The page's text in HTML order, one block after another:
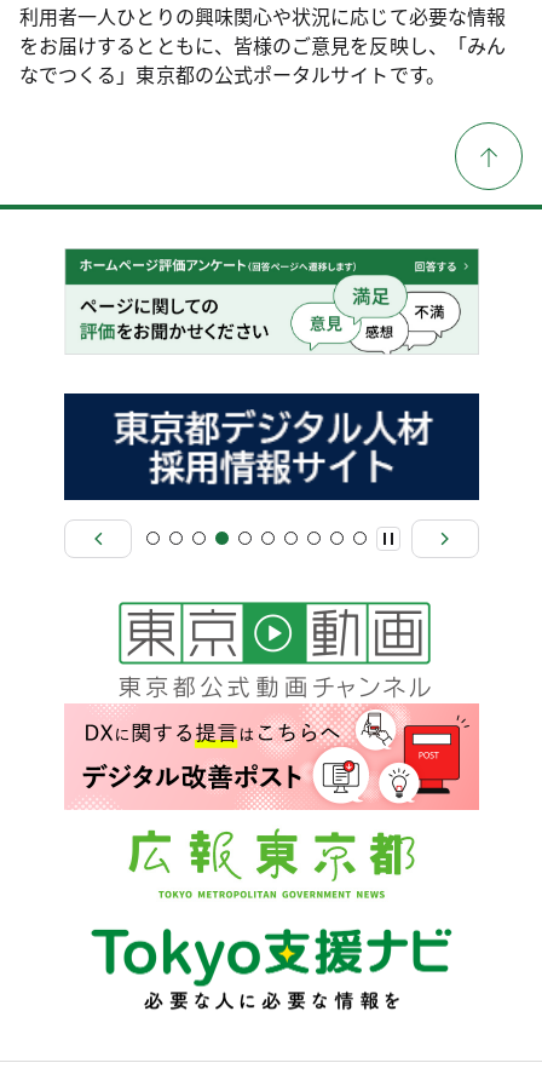
利用者一人ひとりの興味関心や状況に応じて必要な情報
をお届けするとともに、皆様のご意見を反映し、「みん
なでつくる」東京都の公式ポータルサイトです。